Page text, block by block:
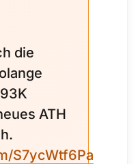
die
ATH
S7ycWtf6Pa